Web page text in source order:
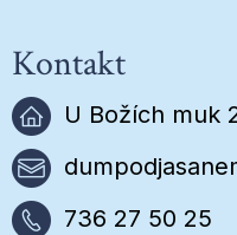
Kontakt
U Božích muk
736 27 50 25